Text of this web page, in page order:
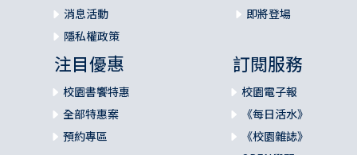
消息活動
隱私權政策
即將登場
注目優惠
校園書饗特惠
全部特惠案
預約專區
訂閱服務
校園電子報
《每日活水》
《校園雜誌》